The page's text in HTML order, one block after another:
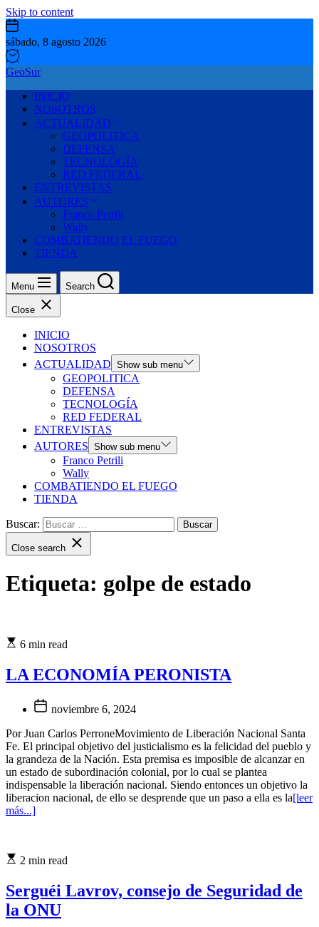
Skip to content
sábado, 8 agosto 2026
GeoSur
INICIO
NOSOTROS
ACTUALIDAD
GEOPOLITICA
DEFENSA
TECNOLOGÍA
RED FEDERAL
ENTREVISTAS
AUTORES
Franco Petrili
Wally
COMBATIENDO EL FUEGO
TIENDA
Menu Search
Close
INICIO
NOSOTROS
ACTUALIDAD Show sub menu
GEOPOLITICA
DEFENSA
TECNOLOGÍA
RED FEDERAL
ENTREVISTAS
AUTORES Show sub menu
Franco Petrili
Wally
COMBATIENDO EL FUEGO
TIENDA
Buscar:
Close search
Etiqueta: golpe de estado
6 min read
LA ECONOMÍA PERONISTA
noviembre 6, 2024
Por Juan Carlos PerroneMovimiento de Liberación Nacional Santa
Fe. El principal objetivo del justicialismo es la felicidad del pueblo y
la grandeza de la Nación. Esta premisa es imposible de alcanzar en
un estado de subordinación colonial, por lo cual se plantea
indispensable la liberación nacional. Siendo entonces un objetivo la
liberacion nacional, de ello se desprende que un paso a ella es la[leer
más...]
2 min read
Serguéi Lavrov, consejo de Seguridad de
la ONU